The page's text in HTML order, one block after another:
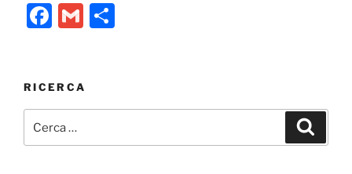
F
e
b
o
G
l
vi
di
RICERCA